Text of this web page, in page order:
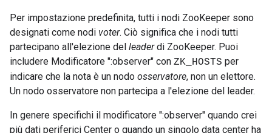
Per impostazione predefinita, tutti i nodi ZooKeeper sono
designati come nodi voter. Ciò significa che i nodi tutti
partecipano all'elezione del leaderdi ZooKeeper. Puoi
includere Modificatore ":observer" con ZK_HOSTS per
indicare che la nota è un nodo osservatore, non un elettore.
Un nodo osservatore non partecipa a l'elezione del leader.
In genere specifichi il modificatore ":observer" quando crei
più dati periferici Center o quando un singolo data center ha